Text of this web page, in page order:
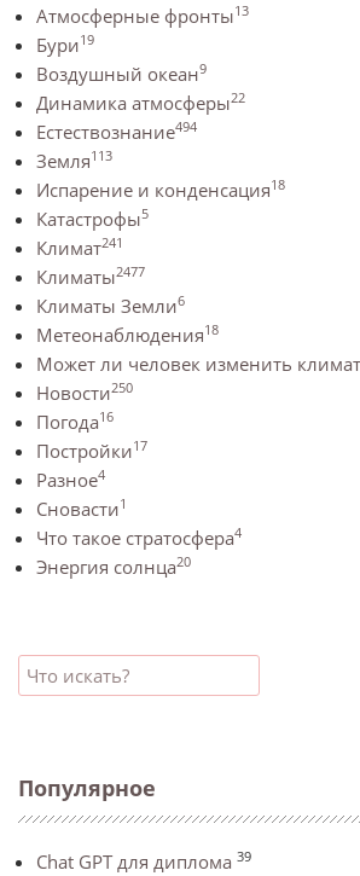
Атмосферные фронты13
Бури19
Воздушный океан9
Динамика атмосферы22
Естествознание494
Земля113
Испарение и конденсация18
Катастрофы5
Климат241
Климаты2477
Климаты Земли6
Метеонаблюдения18
Может ли человек изменить климат
Новости250
Погода16
Постройки17
Разное4
Сновасти1
Что такое стратосфера4
Энергия солнца20
Популярное
Chat GPT для диплома 39